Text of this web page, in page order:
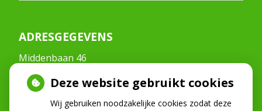
ADRESGEGEVENS
Middenbaan 46
Tel:0180-222268
info@mondzorgmiddenbaan.nl
Deze website gebruikt cookies
Wij gebruiken noodzakelijke cookies zodat deze